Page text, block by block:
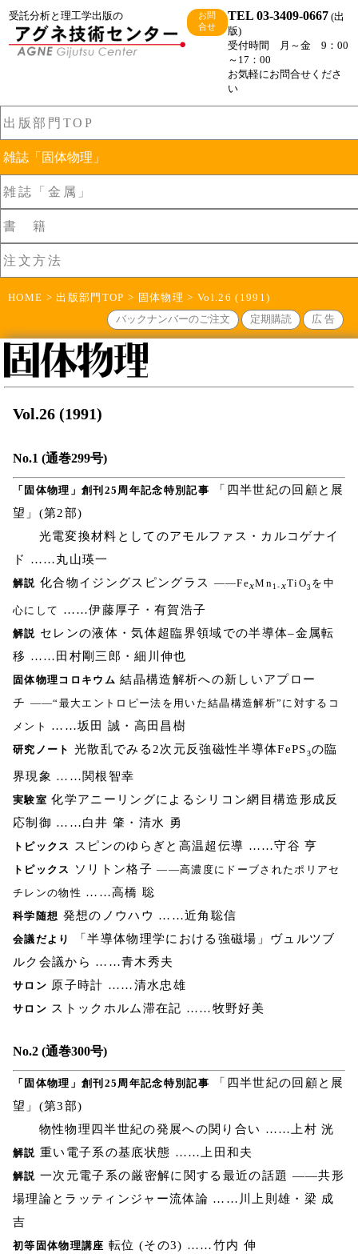
受託分析と理工学出版の
お問
合せ
TEL 03-3409-0667(出
版)
受付時間 月～金 9：00
～17：00
お気軽にお問合せくださ
い
出版部門TOP
雑誌「固体物理」
雑誌「金属」
書 籍
注文方法
HOME >出版部門TOP > 固体物理 > Vol.26 (1991)
バックナンバーのご注文
定期購読 広 告
Vol.26 (1991)
No.1 (通巻299号)
「固体物理」創刊25周年記念特別記事 「四半世紀の回顧と展
望」(第2部)
光電変換材料としてのアモルファス・カルコゲナイ
ド ……丸山瑛一
解説 化合物イジングスピングラス ――FexMn 1- xTiO3 を中
心にして ……伊藤厚子・有賀浩子
解説 セレンの液体・気体超臨界領域での半導体–金属転
移 ……田村剛三郎・細川伸也
固体物理コロキウム 結晶構造解析への新しいアプロー
チ ――“最大エントロピー法を用いた結晶構造解析”に対するコ
メント
……坂田 誠・高田昌樹
研究ノート 光散乱でみる2次元反強磁性半導体FePS3の臨
界現象 ……関根智幸
実験室 化学アニーリングによるシリコン網目構造形成反
応制御 ……白井 肇・清水 勇
トピックス スピンのゆらぎと高温超伝導 ……守谷 亨
トピックス ソリトン格子――高濃度にドーブされたポリアセ
チレンの物性 ……高橋 聡
科学随想 発想のノウハウ ……近角聡信
会議だより
「半導体物理学における強磁場」ヴュルツブ
ルク会議から ……青木秀夫
サロン 原子時計 ……清水忠雄
サロン ストックホルム滞在記 ……牧野好美
No.2 (通巻300号)
「固体物理」創刊25周年記念特別記事 「四半世紀の回顧と展
望」(第3部)
物性物理四半世紀の発展への関り合い ……上村 洸
解説 重い電子系の基底状態 ……上田和夫
解説 一次元電子系の厳密解に関する最近の話題 ――共形
場理論とラッティンジャー流体論 ……川上則雄・梁 成
吉
初等固体物理講座 転位 (その3) ……竹内 伸